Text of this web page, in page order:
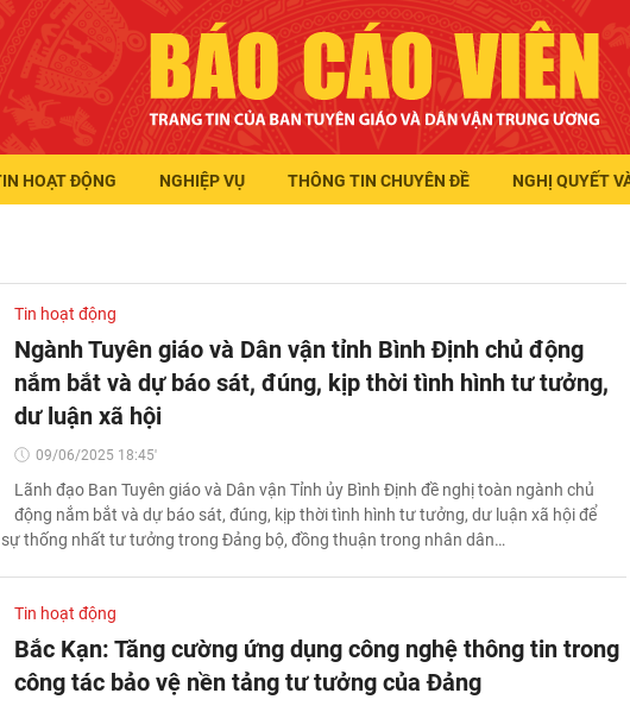
HOẠT ĐỘNG NGHIỆP VỤ THÔNG TIN CHUYÊN ĐỀ NGHỊ QUYẾT
Tin hoạt động
Ngành Tuyên giáo và Dân vận tỉnh Bình Định chủ động
nắm bắt và dự báo sát, đúng, kịp thời tình hình tư tưởng,
dư luận xã hội
09/06/2025 18:45'
Lãnh đạo Ban Tuyên giáo và Dân vận Tỉnh ủy Bình Định đề nghị toàn ngành chủ
động nắm bắt và dự báo sát, đúng, kịp thời tình hình tư tưởng, dư luận xã hội để
thống nhất tư tưởng trong Đảng bộ, đồng thuận trong nhân dân…
Tin hoạt động
Bắc Kạn: Tăng cường ứng dụng công nghệ thông tin trong
công tác bảo vệ nền tảng tư tưởng của Đảng